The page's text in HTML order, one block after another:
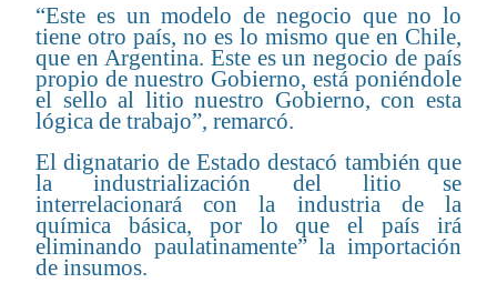
“Este es un modelo de negocio que no lo
tiene otro país, no es lo mismo que en Chile,
que en Argentina. Este es un negocio de país
propio de nuestro Gobierno, está poniéndole
el sello al litio nuestro Gobierno, con esta
lógica de trabajo”, remarcó.
El dignatario de Estado destacó también que
la industrialización del litio se
interrelacionará con la industria de la
química básica, por lo que el país irá
eliminando paulatinamente” la importación
de insumos.